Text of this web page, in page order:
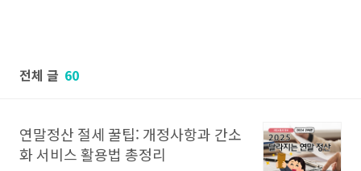
전체 글 60
연말정산 절세 꿀팁: 개정사항과 간소
화 서비스 활용법 총정리